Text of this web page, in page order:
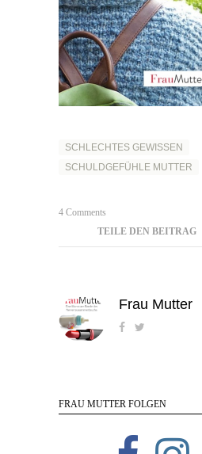
SCHLECHTES GEWISSEN
SCHULDGEFÜHLE MUTTER
4 Comments
TEILE DEN BEITRAG
Frau Mutter
FRAU MUTTER FOLGEN